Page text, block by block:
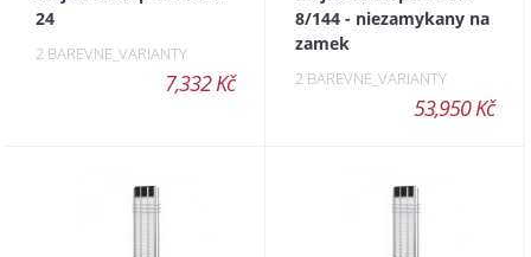
24
2 BAREVNE_VARIANTY
7,332 Kč
8/144 - niezamykany na
zamek
2 BAREVNE_VARIANTY
53,950 Kč